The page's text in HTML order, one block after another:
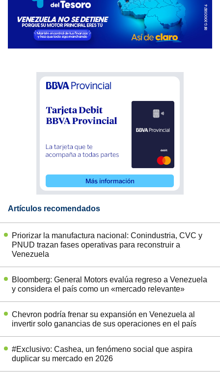
Artículos recomendados
Priorizar la manufactura nacional: Conindustria, CVC y
PNUD trazan fases operativas para reconstruir a
Venezuela
Bloomberg: General Motors evalúa regreso a Venezuela
y considera el país como un «mercado relevante»
Chevron podría frenar su expansión en Venezuela al
invertir solo ganancias de sus operaciones en el país
#Exclusivo: Cashea, un fenómeno social que aspira
duplicar su mercado en 2026